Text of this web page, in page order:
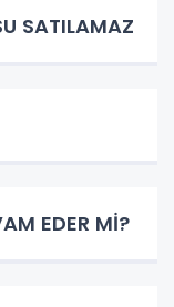
SATILAMAZ
EDER Mİ?